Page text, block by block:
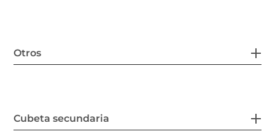
Otros
Cubeta secundaria